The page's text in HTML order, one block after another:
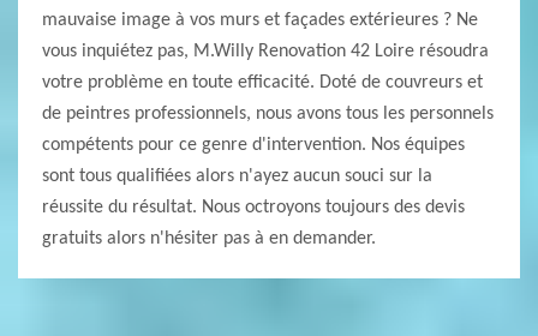
mauvaise image à vos murs et façades extérieures ? Ne
vous inquiétez pas, M.Willy Renovation 42 Loire résoudra
votre problème en toute efficacité. Doté de couvreurs et
de peintres professionnels, nous avons tous les personnels
compétents pour ce genre d'intervention. Nos équipes
sont tous qualifiées alors n'ayez aucun souci sur la
réussite du résultat. Nous octroyons toujours des devis
gratuits alors n'hésiter pas à en demander.